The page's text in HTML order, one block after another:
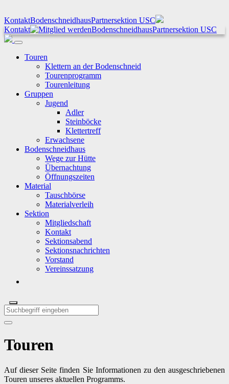
KontaktBodenschneidhausPartnersektion USC
Kontakt
BodenschneidhausPartnersektion USC
Touren
Klettern an der Bodenschneid
Tourenprogramm
Tourenleitung
Gruppen
Jugend
Adler
Steinböcke
Klettertreff
Erwachsene
Bodenschneidhaus
Wege zur Hütte
Übernachtung
Öffnungszeiten
Material
Tauschbörse
Materialverleih
Sektion
Mitgliedschaft
Kontakt
Sektionsabend
Sektionsnachrichten
Vorstand
Vereinssatzung
Touren
Auf dieser Seite finden Sie Informationen zu den ausgeschriebenen
Touren unseres aktuellen Programms.